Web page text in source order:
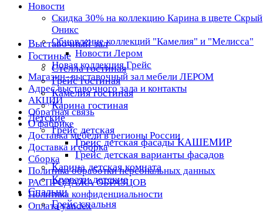
Новости
Скидка 30% на коллекцию Карина в цвете Скрый
Оникс
Обновление коллекций "Камелия" и "Мелисса"
Новости Лером
Новая коллекция Грейс
Магазин- выставочный зал мебели ЛЕРОМ
Адрес выставочного зала и контакты
АКЦИИ
Обратная связь
О фабрике
Доставка мебели в регионы России
Доставка и сборка
Сборка
Политика обработки персональных данных
РАСПРОДАЖА ОБРАЗЦОВ
Политика конфиденциальности
Оплата yandex
Выставочный зал
Гостиные
Стелла гостиная
Грейс гостиная
Камелия гостиная
Карина гостиная
Детские
Грейс детская
Грейс детская фасады КАШЕМИР
Грейс детская варианты фасадов
Карина детская комната
Кровати детские
Спальни
Грейс спальня